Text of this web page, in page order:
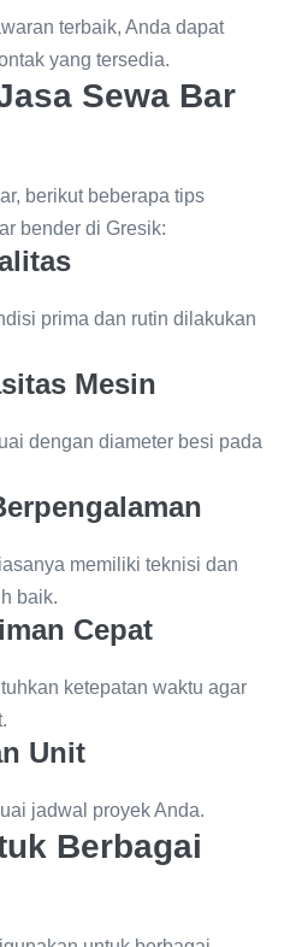
terbaik, Anda dapat
yang tersedia.
Sewa Bar
berikut beberapa tips
bender di Gresik:
prima dan rutin dilakukan
Mesin
dengan diameter besi pada
memiliki teknisi dan
baik.
Cepat
ketepatan waktu agar
Unit
jadwal proyek Anda.
Berbagai